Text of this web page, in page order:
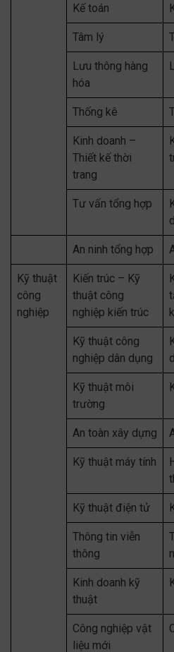
Kế toán
Tâm lý
Lưu thông hàng
hóa
Thống kê
Kinh doanh –
Thiết kế thời
trang
Tư vấn tổng hợp
An ninh tổng hợp
Kỹ thuật
công
nghiệp
Kiến trúc – Kỹ
thuật công
nghiệp kiến trúc
Kỹ thuật công
nghiệp dân dụng
Kỹ thuật môi
trường
An toàn xây dựng
Kỹ thuật máy tính
Kỹ thuật điện tử
Thông tin viễn
thông
Kinh doanh kỹ
thuật
Công nghiệp vật
liệu mới